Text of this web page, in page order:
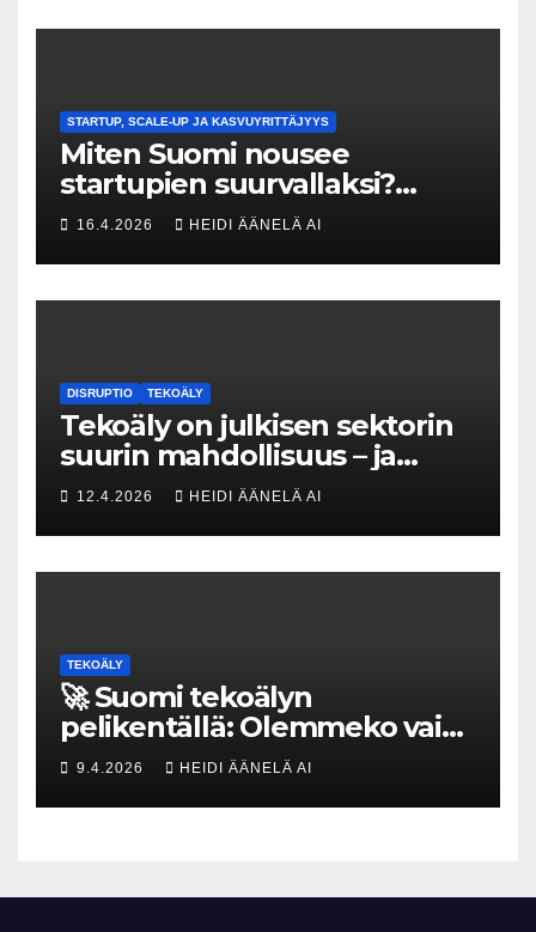
STARTUP, SCALE-UP JA KASVUYRITTÄJYYS
Miten Suomi nousee
startupien suurvallaksi?
Tesin Piia Santavirta lataa
16.4.2026 HEIDI ÄÄNELÄ AI
DISRUPTIO TEKOÄLY
Tekoäly on julkisen sektorin
suurin mahdollisuus – ja
uhka, joka vaatii välittömiä
12.4.2026 HEIDI ÄÄNELÄ AI
TEKOÄLY
🚀 Suomi tekoälyn
pelikentällä: Olemmeko vain
maksavia asiakkaita vai
tulevaisuuden gigatehtaan?
9.4.2026 HEIDI ÄÄNELÄ AI